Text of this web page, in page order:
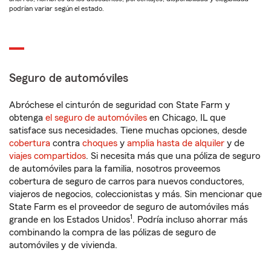
podrían variar según el estado.
Seguro de automóviles
Abróchese el cinturón de seguridad con State Farm y
obtenga el seguro de automóviles en Chicago, IL que
satisface sus necesidades. Tiene muchas opciones, desde
cobertura contra choques y amplia hasta de alquiler y de
viajes compartidos. Si necesita más que una póliza de seguro
de automóviles para la familia, nosotros proveemos
cobertura de seguro de carros para nuevos conductores,
viajeros de negocios, coleccionistas y más. Sin mencionar que
State Farm es el proveedor de seguro de automóviles más
grande en los Estados Unidos1. Podría incluso ahorrar más
combinando la compra de las pólizas de seguro de
automóviles y de vivienda.